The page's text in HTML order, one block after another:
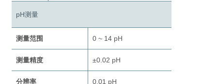
pH测量
测量范围 0 ~ 14 pH
测量精度 ±0.02 pH
分辨率 0.01 pH